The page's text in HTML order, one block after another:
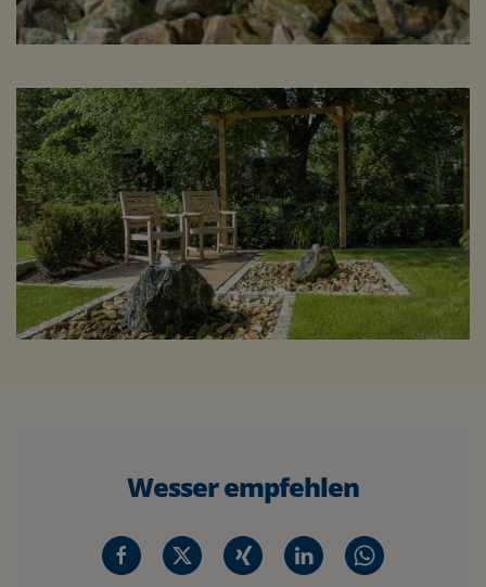
Wesser empfehlen